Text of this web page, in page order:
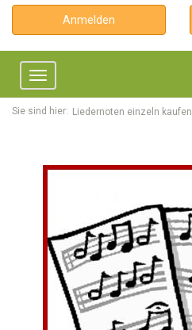
Anmelden
Toggle
navigation
Sie sind hier: Liedernoten einzeln kaufen